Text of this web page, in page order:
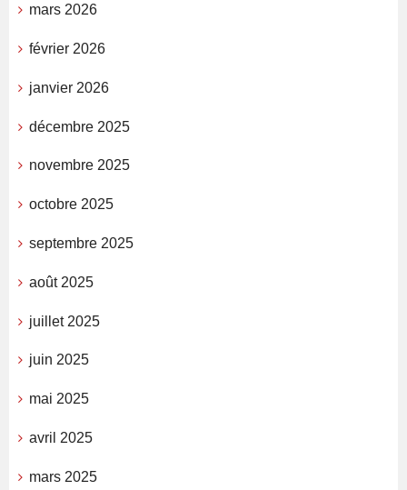
mars 2026
février 2026
janvier 2026
décembre 2025
novembre 2025
octobre 2025
septembre 2025
août 2025
juillet 2025
juin 2025
mai 2025
avril 2025
mars 2025